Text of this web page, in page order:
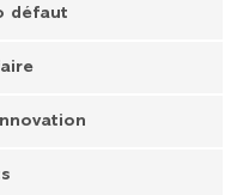
défaut